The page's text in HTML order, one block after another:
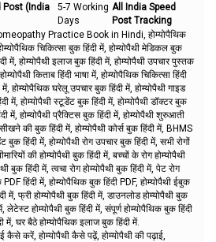
Post (India
5-7 Working
Days
All India Speed
Post Tracking
Practice Book in Hindi, होम्योपैथिक
चिकित्सा बुक हिंदी में, होम्योपैथी मेडिकल बुक
में, होम्योपैथी इलाज बुक हिंदी में, होम्योपैथी उपचार पुस्तक
किताब हिंदी भाषा में, होम्योपैथिक चिकित्सा हिंदी
होम्योपैथिक घरेलू उपचार बुक हिंदी में, होम्योपैथी गाइड
में, होम्योपैथी स्टूडेंट बुक हिंदी में, होम्योपैथी डॉक्टर बुक
में, होम्योपैथी प्रैक्टिस बुक हिंदी में, होम्योपैथी शुरुआती
की बुक हिंदी में, होम्योपैथी कोर्स बुक हिंदी में, BHMS
हिंदी में, होम्योपैथी रोग उपचार बुक हिंदी में, सभी रोगों
की होम्योपैथी बुक हिंदी में, बच्चों के रोग होम्योपैथी
बुक हिंदी में, त्वचा रोग होम्योपैथी बुक हिंदी में, पेट रोग
PDF हिंदी में, होम्योपैथिक बुक हिंदी PDF, होम्योपैथी ईबुक
में, फ्री होम्योपैथी बुक हिंदी में, डाउनलोड होम्योपैथी बुक
लेटेस्ट होम्योपैथी बुक हिंदी में, संपूर्ण होम्योपैथिक बुक हिंदी
में, घर बैठे होम्योपैथिक इलाज बुक हिंदी में.
करें, होम्योपैथी कैसे पढ़ें, होम्योपैथी की पढ़ाई,